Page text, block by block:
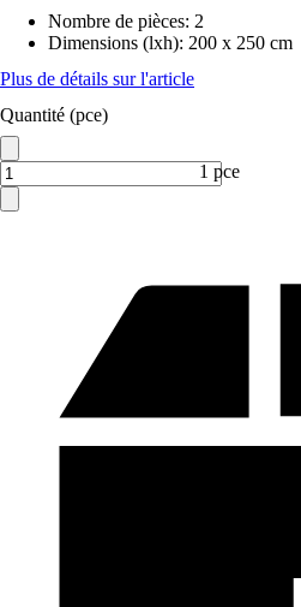
Nombre de pièces: 2
Dimensions (lxh): 200 x 250 cm
Plus de détails sur l'article
Quantité (pce)
1 pce